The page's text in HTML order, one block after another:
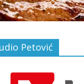
Petović